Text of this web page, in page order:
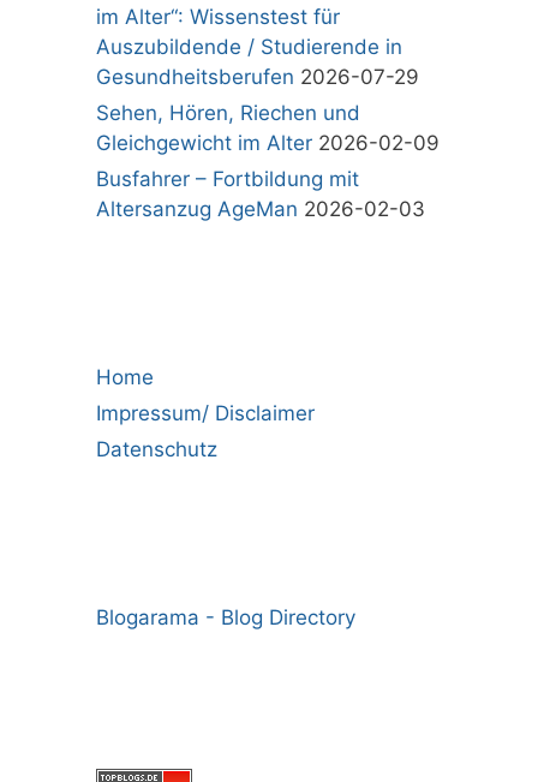
im Alter“: Wissenstest für
Auszubildende / Studierende in
Gesundheitsberufen 2026-07-29
Sehen, Hören, Riechen und
Gleichgewicht im Alter 2026-02-09
Busfahrer – Fortbildung mit
Altersanzug AgeMan 2026-02-03
Home
Impressum/ Disclaimer
Datenschutz
Blogarama - Blog Directory